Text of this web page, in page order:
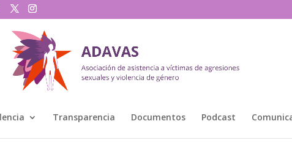
Transparencia Documentos Podcast